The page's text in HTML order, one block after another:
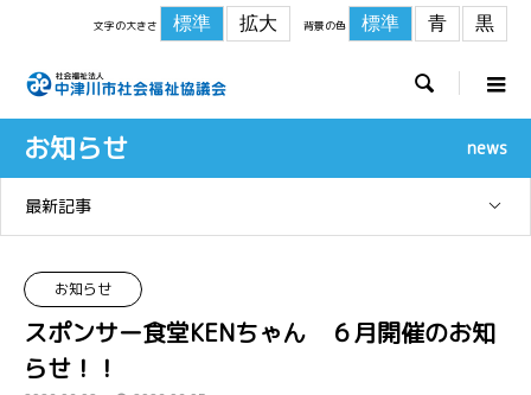
文字の大きさ 標準 拡大 背景の色 標準 青 黒

お知らせ news
最新記事
お知らせ
スポンサー食堂KENちゃん ６月開催のお知
らせ！！